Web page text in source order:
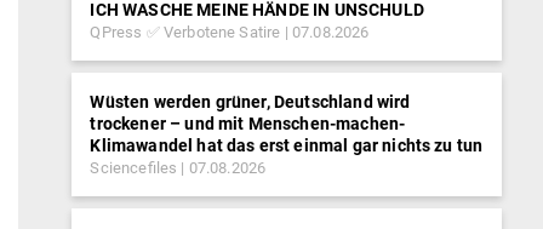
ICH WASCHE MEINE HÄNDE IN UNSCHULD
QPress ✅ Verbotene Satire 07.08.2026
Wüsten werden grüner, Deutschland wird
trockener – und mit Menschen-machen-
Klimawandel hat das erst einmal gar nichts zu tun
Sciencefiles 07.08.2026